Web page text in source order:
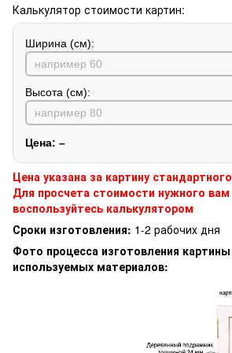
Калькулятор стоимости картин:
Ширина (см):
Высота (см):
Цена: –
Цена указана за картину
Для просчета стоимости нужного вам
воспользуйтесь калькулятором
Сроки изготовления: 1-2 рабочих дня
Фото процесса изготовления
используемых материалов: